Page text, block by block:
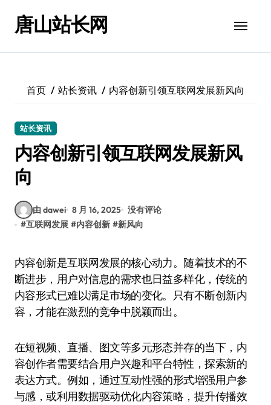
唐山站长网
首页 站长资讯 内容创新引领互联网发展新风向
站长资讯
内容创新引领互联网发展新风
向
由 dawei 8 月 16, 2025 没有评论
#互联网发展 #内容创新 #新风向
内容创新是互联网发展的核心动力。随着技术的不
断进步，用户对信息的需求也日益多样化，传统的
内容形式已难以满足市场的变化。只有不断创新内
容，才能在激烈的竞争中脱颖而出。
在短视频、直播、图文等多元形态并存的当下，内
容创作者需要结合用户兴趣和平台特性，探索新的
表达方式。例如，通过互动性强的形式增强用户参
与感，或利用数据驱动优化内容策略，提升传播效